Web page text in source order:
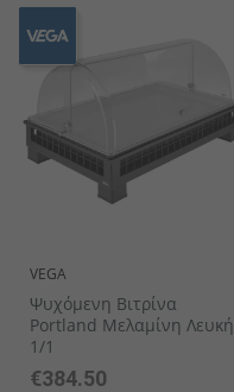
VEGA
Ψυχόμενη Βιτρίνα
Portland Μελαμίνη Λευκή
1/1
€384.50